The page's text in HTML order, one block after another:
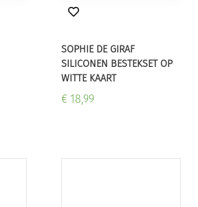
SOPHIE DE GIRAF
SILICONEN BESTEKSET OP
WITTE KAART
€ 18,99